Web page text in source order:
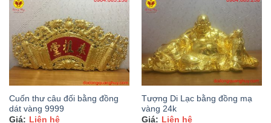
Cuốn thư câu đối bằng đồng
dát vàng 9999
Liên hệ
Tượng Di Lạc bằng đồng mạ
vàng 24k
Liên hệ